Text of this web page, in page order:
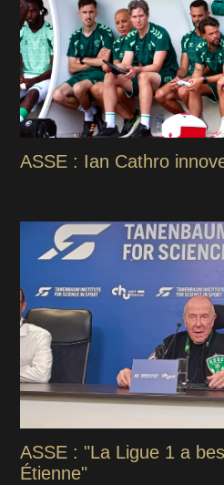
ASSE : Ian Cathro
ASSE : "La Ligue 1 a
Étienne"